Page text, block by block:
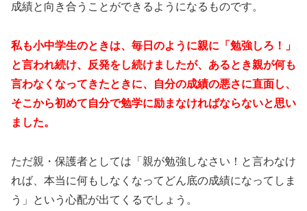
成績と向き合うことができるようになるものです。
私も小中学生のときは、毎日のように親に「勉強しろ！」
と言われ続け、反発をし続けましたが、あるとき親が何も
言わなくなってきたときに、自分の成績の悪さに直面し、
そこから初めて自分で勉学に励まなければならないと思い
ました。
ただ親・保護者としては「親が勉強しなさい！と言わなけ
れば、本当に何もしなくなってどん底の成績になってしま
う」という心配が出てくるでしょう。